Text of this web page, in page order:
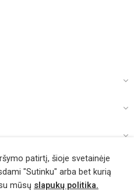
| Sprendimas: WebMode.lt
patirtį, šioje svetainėje
"Sutinku" arba bet kurią
mūsų slapukų politika.